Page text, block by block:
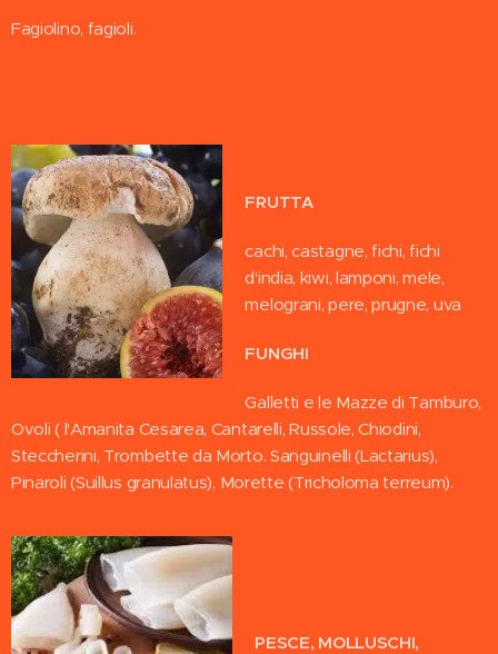
Fagiolino, fagioli.
FRUTTA
cachi, castagne, fichi, fichi
d'india, kiwi, lamponi, mele,
melograni, pere, prugne, uva
FUNGHI
Galletti e le Mazze di Tamburo,
Ovoli ( l'Amanita Cesarea, Cantarelli, Russole, Chiodini,
Steccherini, Trombette da Morto. Sanguinelli (Lactarius),
Pinaroli (Suillus granulatus), Morette (Tricholoma terreum).
PESCE, MOLLUSCHI,